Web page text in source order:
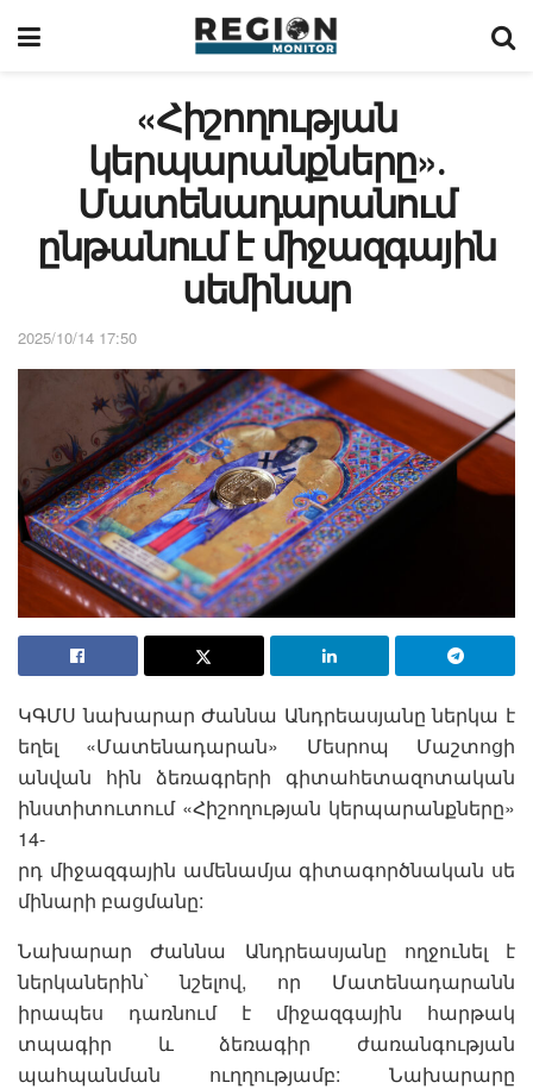
«Հիշողության
կերպարանքները»․
Մատենադարանում
ընթանում է միջազգային
սեմինար
2025/10/14 17:50
ԿԳՄՍ նախարար Ժաննա Անդրեասյանը ներկա է
եղել «Մատենադարան» Մեսրոպ Մաշտոցի
անվան հին ձեռագրերի գիտահետազոտական
ինստիտուտում «Հիշողության կերպարանքները»
14-
րդ միջազգային ամենամյա գիտագործնական սե
մինարի բացմանը:
Նախարար Ժաննա Անդրեասյանը ողջունել է
ներկաներին՝ նշելով, որ Մատենադարանն
իրապես դառնում է միջազգային հարթակ
տպագիր և ձեռագիր ժառանգության
պահպանման ուղղությամբ: Նախարարը